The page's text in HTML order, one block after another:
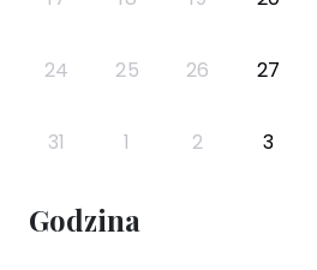
24 25 26 27
31 1 2 3
Godzina